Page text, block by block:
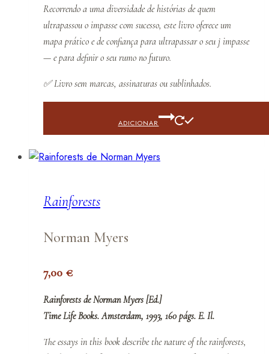
Recorrendo a uma diversidade de histórias de quem
ultrapassou o impasse com sucesso, este livro oferece um
mapa prático e de confiança para ultrapassar o seu j impasse
— e para definir o seu rumo no futuro.
✅Livro sem marcas, assinaturas ou sublinhados.
ADICIONAR
Rainforests
Norman Myers
7,00 €
Rainforests de Norman Myers [Ed.]
Time Life Books. Amsterdam, 1993, 160 págs. E. Il.
The essays in this book describe the nature of the rainforests,